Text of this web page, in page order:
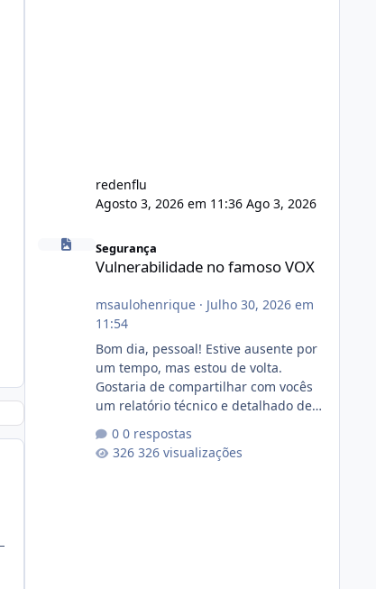
redenflu
Agosto 3, 2026 em 11:36 Ago 3, 2026
Vulnerabilidade no famoso VOX
Segurança
Vulnerabilidade no famoso VOX
msaulohenrique· Julho 30, 2026 em
11:54
Bom dia, pessoal! Estive ausente por
um tempo, mas estou de volta.
Gostaria de compartilhar com vocês
um relatório técnico e detalhado de
conformidade referente
ao VOXPANEL (versão atualmente em
0 respostas
326 visualizações